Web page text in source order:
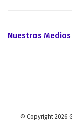
Nuestros Medios
© Copyright 2026